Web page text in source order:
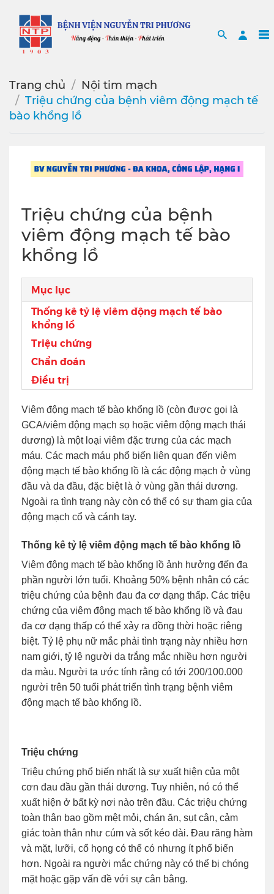
Search
Trang chủ
Nội tim mạch
Triệu chứng của bệnh viêm động mạch tế
bào khổng lồ
Triệu chứng của bệnh
viêm động mạch tế bào
khổng lồ
Mục lục
Thống kê tỷ lệ viêm động mạch tế bào
khổng lồ
Triệu chứng
Chẩn đoán
Điều trị
Viêm động mạch tế bào khổng lồ (còn được gọi là
GCA/viêm động mạch sọ hoặc viêm động mạch thái
dương) là một loại viêm đặc trưng của các mạch
máu. Các mạch máu phổ biến liên quan đến viêm
động mạch tế bào khổng lồ là các động mạch ở vùng
đầu và da đầu, đặc biệt là ở vùng gần thái dương.
Ngoài ra tình trạng này còn có thể có sự tham gia của
động mạch cổ và cánh tay.
Thống kê tỷ lệ viêm động mạch tế bào khổng lồ
Viêm động mạch tế bào khổng lồ ảnh hưởng đến đa
phần người lớn tuổi. Khoảng 50% bệnh nhân có các
triệu chứng của bệnh đau đa cơ dạng thấp. Các triệu
chứng của viêm động mạch tế bào khổng lồ và đau
đa cơ dạng thấp có thể xảy ra đồng thời hoặc riêng
biệt. Tỷ lệ phụ nữ mắc phải tình trạng này nhiều hơn
nam giới, tỷ lệ người da trắng mắc nhiều hơn người
da màu. Người ta ước tính rằng có tới 200/100.000
người trên 50 tuổi phát triển tình trạng bệnh viêm
động mạch tế bào khổng lồ.
Triệu chứng
Triệu chứng phổ biến nhất là sự xuất hiện của một
cơn đau đầu gần thái dương. Tuy nhiên, nó có thể
xuất hiện ở bất kỳ nơi nào trên đầu. Các triệu chứng
toàn thân bao gồm mệt mỏi, chán ăn, sụt cân, cảm
giác toàn thân như cúm và sốt kéo dài. Đau răng hàm
và mặt, lưỡi, cổ họng có thể có nhưng ít phổ biến
hơn. Ngoài ra người mắc chứng này có thể bị chóng
mặt hoặc gặp vấn đề với sự cân bằng.